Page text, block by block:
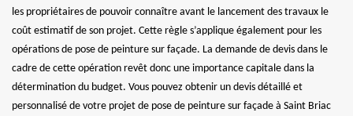
les propriétaires de pouvoir connaître avant le lancement des travaux le
coût estimatif de son projet. Cette règle s’applique également pour les
opérations de pose de peinture sur façade. La demande de devis dans le
cadre de cette opération revêt donc une importance capitale dans la
détermination du budget. Vous pouvez obtenir un devis détaillé et
personnalisé de votre projet de pose de peinture sur façade à Saint Briac